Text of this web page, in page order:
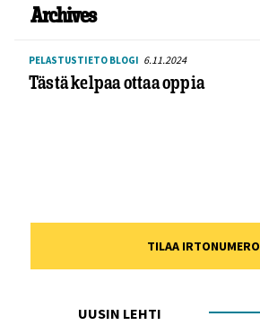
Archives
PELASTUSTIETO BLOGI 6.11.2024
Tästä kelpaa ottaa oppia
TILAA IRTONUMERO
UUSIN LEHTI